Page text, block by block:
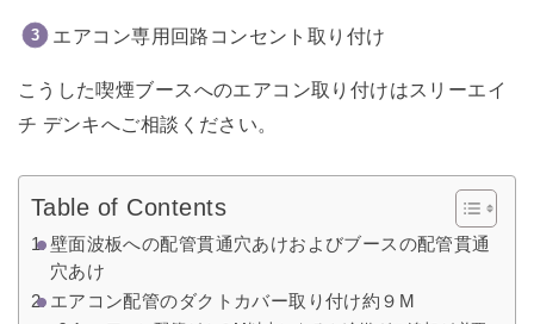
エアコン専用回路コンセント取り付け
こうした喫煙ブースへのエアコン取り付けはスリーエイ
チ デンキへご相談ください。
Table of Contents
壁面波板への配管貫通穴あけおよびブースの配管貫通
穴あけ
エアコン配管のダクトカバー取り付け約９M